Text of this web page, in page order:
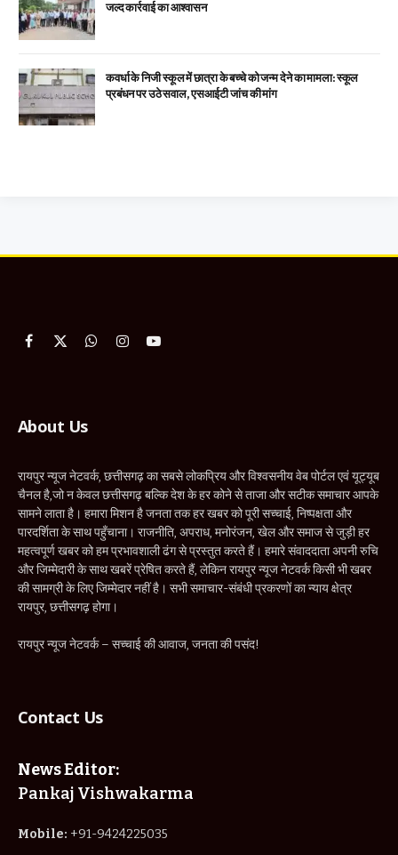
जल्द कार्रवाई का आश्वासन
कवर्धा के निजी स्कूल में छात्रा के बच्चे को जन्म देने का मामला: स्कूल
प्रबंधन पर उठे सवाल, एसआईटी जांच की मांग
Facebook
X
WhatsApp
InstagramYouTube
About Us
रायपुर न्यूज नेटवर्क, छत्तीसगढ़ का सबसे लोकप्रिय और विश्वसनीय वेब पोर्टल एवं यूट्यूब
चैनल है,जो न केवल छत्तीसगढ़ बल्कि देश के हर कोने से ताजा और सटीक समाचार आपके
सामने लाता है। हमारा मिशन है जनता तक हर खबर को पूरी सच्चाई, निष्पक्षता और
पारदर्शिता के साथ पहुँचाना। राजनीति, अपराध, मनोरंजन, खेल और समाज से जुड़ी हर
महत्वपूर्ण खबर को हम प्रभावशाली ढंग से प्रस्तुत करते हैं। हमारे संवाददाता अपनी रुचि
और जिम्मेदारी के साथ खबरें प्रेषित करते हैं, लेकिन रायपुर न्यूज नेटवर्क किसी भी खबर
की सामग्री के लिए जिम्मेदार नहीं है। सभी समाचार-संबंधी प्रकरणों का न्याय क्षेत्र
रायपुर, छत्तीसगढ़ होगा।
रायपुर न्यूज नेटवर्क – सच्चाई की आवाज, जनता की पसंद!
Contact Us
News Editor:
Pankaj Vishwakarma
Mobile: +91-9424225035